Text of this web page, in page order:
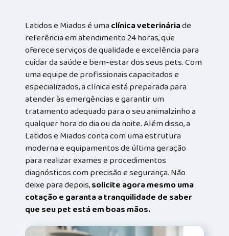
Latidos e Miados é umaclínica veterináriade
referência em atendimento 24 horas, que
oferece serviços de qualidade e excelência para
cuidar da saúde e bem-estar dos seus pets. Com
uma equipe de profissionais capacitados e
especializados, a clínica está preparada para
atender às emergências e garantir um
tratamento adequado para o seu animalzinho a
qualquer hora do dia ou da noite. Além disso, a
Latidos e Miados conta com uma estrutura
moderna e equipamentos de última geração
para realizar exames e procedimentos
diagnósticos com precisão e segurança. Não
deixe para depois,solicite agora mesmo uma
cotação e garanta a tranquilidade de saber
que seu pet está em boas mãos.